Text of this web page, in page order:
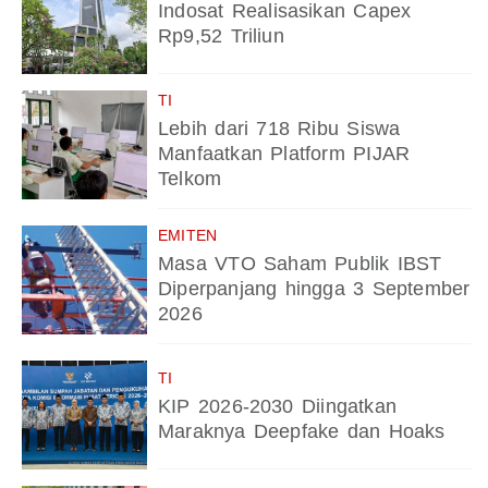
Indosat Realisasikan Capex
Rp9,52 Triliun
TI
Lebih dari 718 Ribu Siswa
Manfaatkan Platform PIJAR
Telkom
EMITEN
Masa VTO Saham Publik IBST
Diperpanjang hingga 3 September
2026
TI
KIP 2026-2030 Diingatkan
Maraknya Deepfake dan Hoaks